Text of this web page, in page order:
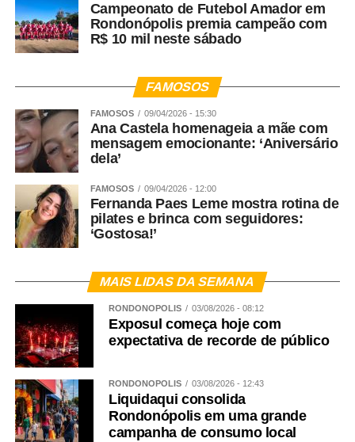
Campeonato de Futebol Amador em
Rondonópolis premia campeão com
R$ 10 mil neste sábado
FAMOSOS
FAMOSOS 09/04/2026 - 15:30
Ana Castela homenageia a mãe com
mensagem emocionante: ‘Aniversário
dela’
FAMOSOS 09/04/2026 - 12:00
Fernanda Paes Leme mostra rotina de
pilates e brinca com seguidores:
‘Gostosa!’
MAIS LIDAS DA SEMANA
RONDONÓPOLIS 03/08/2026 - 08:12
Exposul começa hoje com
expectativa de recorde de público
RONDONÓPOLIS 03/08/2026 - 12:43
Liquidaqui consolida
Rondonópolis em uma grande
campanha de consumo local